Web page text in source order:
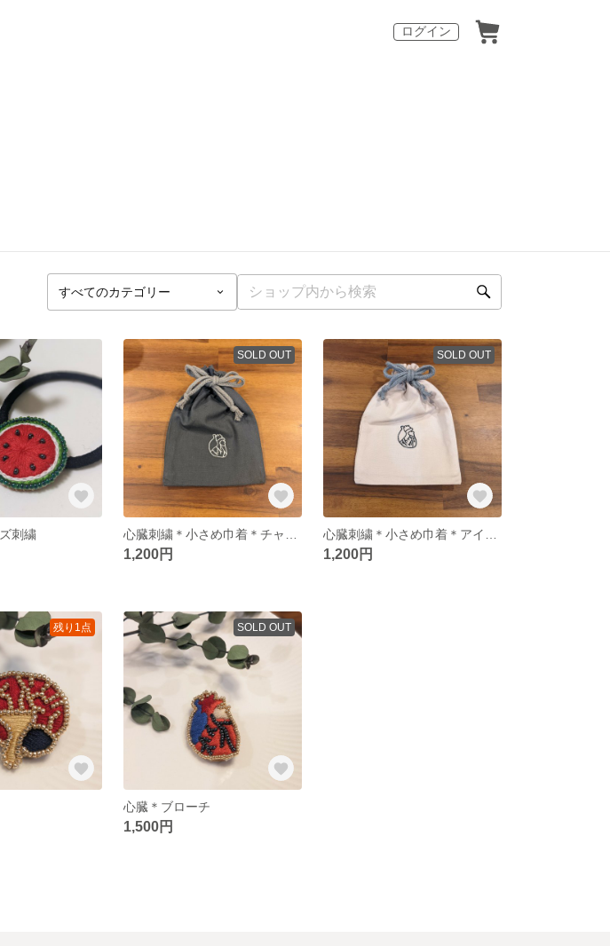
ログイン
刺繍
SOLD OUT
1,200円
SOLD OUT
1,200円
残り1点 SOLD OUT
心臓＊ブローチ
1,500円